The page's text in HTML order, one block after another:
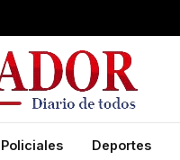
Policiales Deportes